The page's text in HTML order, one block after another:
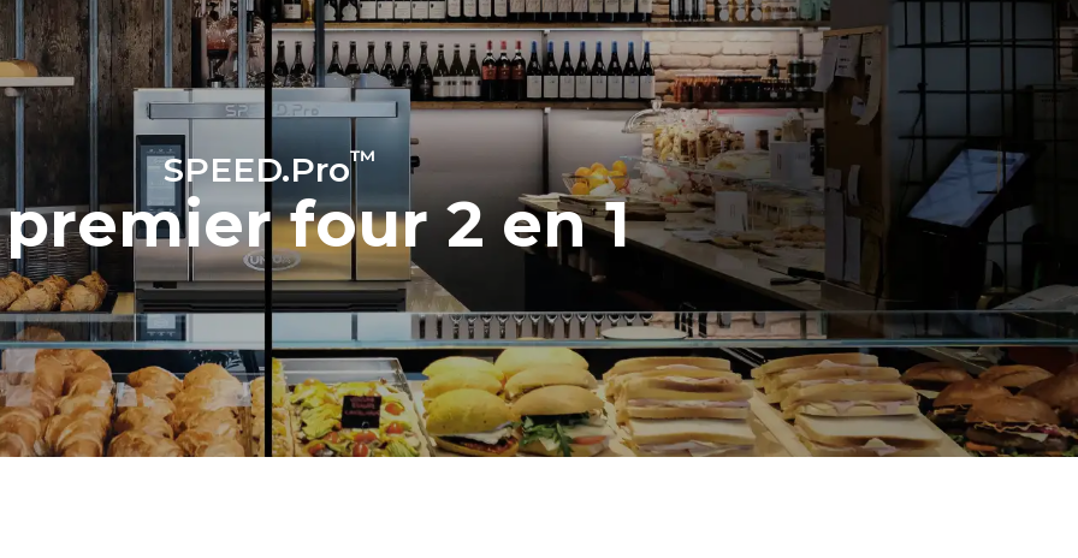
à partir de sources renouvelables.
SPEED.Pro™
four 2 en 1